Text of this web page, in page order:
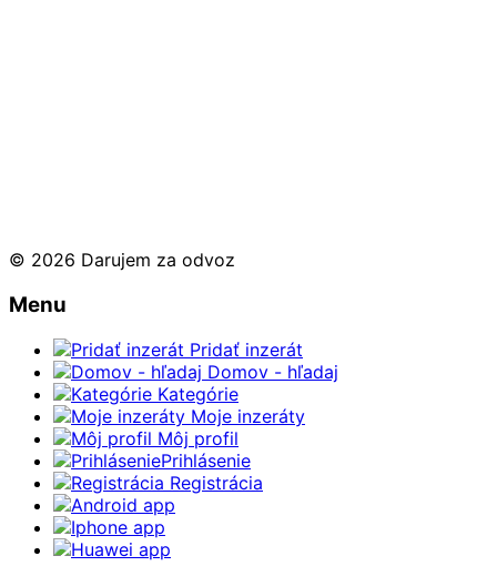
© 2026 Darujem za odvoz
Menu
Pridať inzerát
Domov - hľadaj
Kategórie
Moje inzeráty
Môj profil
Prihlásenie
Registrácia